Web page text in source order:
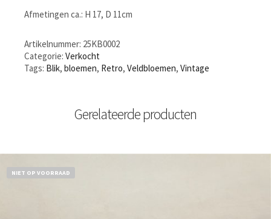
Afmetingen ca.: H 17, D 11cm
Artikelnummer: 25KB0002
Categorie: Verkocht
Tags: Blik, bloemen, Retro, Veldbloemen, Vintage
Gerelateerde producten
NIET OP VOORRAAD